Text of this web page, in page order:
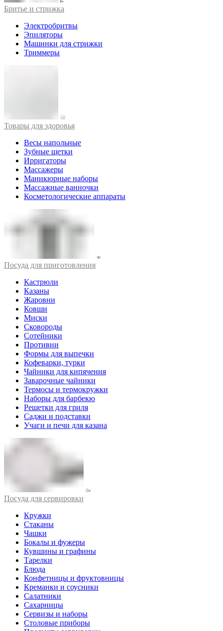
Бритье и стрижка
Электробритвы
Эпиляторы
Машинки для стрижки
Триммеры
Товары для здоровья
Весы напольные
Зубные щетки
Ирригаторы
Массажеры
Маникюрные наборы
Массажные ванночки
Косметологические аппараты
Посуда для приготовления
Кастрюли
Казаны
Жаровни
Ковши
Миски
Сковороды
Сотейники
Противни
Формы для выпечки
Кофеварки, турки
Чайники для кипячения
Заварочные чайники
Термосы и термокружки
Наборы для барбекю
Решетки для гриля
Саджи и подставки
Учаги и печи для казана
Посуда для сервировки
Кружки
Стаканы
Чашки
Бокалы и фужеры
Кувшины и графины
Тарелки
Блюда
Конфетницы и фруктовницы
Креманки и соусники
Салатники
Сахарницы
Сервизы и наборы
Столовые приборы